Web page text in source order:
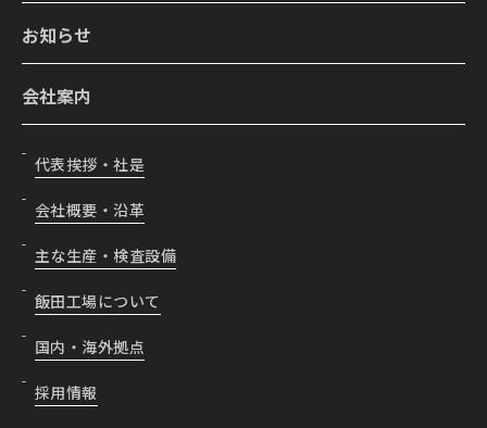
お知らせ
会社案内
代表挨拶・社是
会社概要・沿革
主な生産・検査設備
飯田工場について
国内・海外拠点
採用情報